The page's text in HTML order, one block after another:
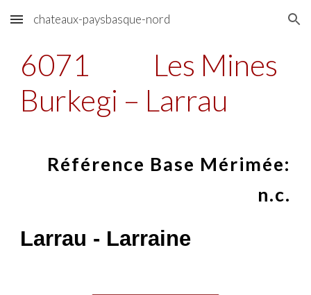
Skip to main content Skip to navigation
chateaux-paysbasque-nord
6071
Les Mines
Burkegi – Larrau
Référence Base Mérimée:
n.c.
Larrau - Larraine